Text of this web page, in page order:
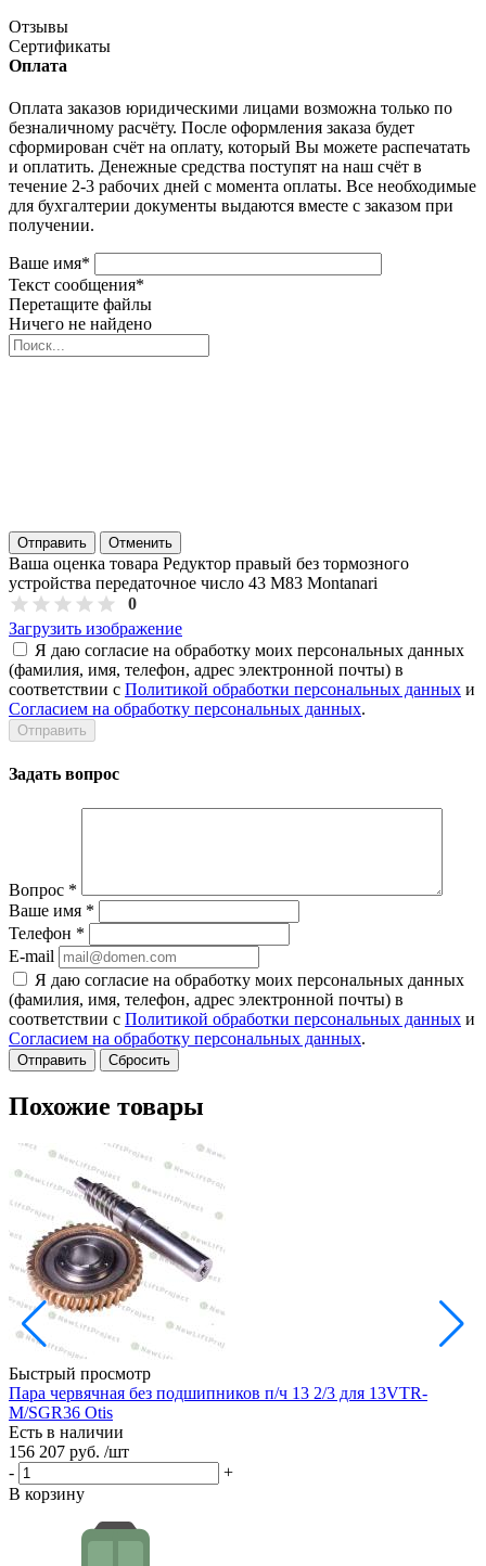
Отзывы
Сертификаты
Оплата
Оплата заказов юридическими лицами возможна только по
безналичному расчёту. После оформления заказа будет
сформирован счёт на оплату, который Вы можете распечатать
и оплатить. Денежные средства поступят на наш счёт в
течение 2-3 рабочих дней с момента оплаты. Все необходимые
для бухгалтерии документы выдаются вместе с заказом при
получении.
Ваше имя*
Текст сообщения*
Перетащите файлы
Ничего не найдено
Отправить Отменить
Ваша оценка товара Редуктор правый без тормозного
устройства передаточное число 43 M83 Montanari
0
Загрузить изображение
Я даю согласие на обработку моих персональных данных
(фамилия, имя, телефон, адрес электронной почты) в
соответствии с Политикой обработки персональных данных и
Согласием на обработку персональных данных.
Задать вопрос
Вопрос *
Ваше имя *
Телефон *
E-mail
Я даю согласие на обработку моих персональных данных
(фамилия, имя, телефон, адрес электронной почты) в
соответствии с Политикой обработки персональных данных и
Согласием на обработку персональных данных.
Сбросить
Похожие товары
Быстрый просмотр
Пара червячная без подшипников п/ч 13 2/3 для 13VTR-
M/SGR36 Otis
Есть в наличии
156 207 руб. /шт
-
+
В корзину